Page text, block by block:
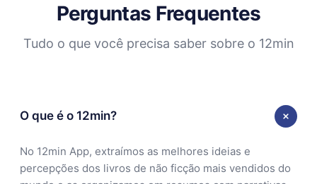
Perguntas Frequentes
Tudo o que você precisa saber sobre o 12min
O que é o 12min?
No 12min App, extraímos as melhores ideias e
percepções dos livros de não ficção mais vendidos do